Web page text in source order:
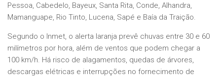
Pessoa, Cabedelo, Bayeux, Santa Rita, Conde, Alhandra,
Mamanguape, Rio Tinto, Lucena, Sapé e Baía da Traição.
Segundo o Inmet, o alerta laranja prevê chuvas entre 30 e 60
milímetros por hora, além de ventos que podem chegar a
100 km/h. Há risco de alagamentos, quedas de árvores,
descargas elétricas e interrupções no fornecimento de